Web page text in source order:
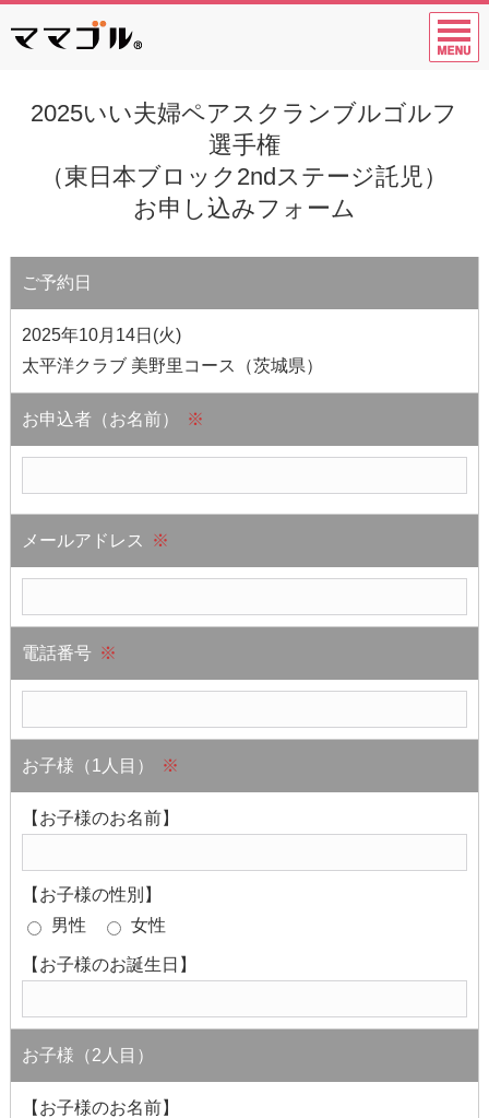
2025いい夫婦ペアスクランブルゴルフ
選手権
（東日本ブロック2ndステージ託児）
お申し込みフォーム
ご予約日
2025年10月14日(火)
太平洋クラブ 美野里コース（茨城県）
お申込者（お名前） ※
メールアドレス ※
電話番号 ※
お子様（1人目） ※
【お子様のお名前】
【お子様の性別】
男性
女性
【お子様のお誕生日】
お子様（2人目）
【お子様のお名前】